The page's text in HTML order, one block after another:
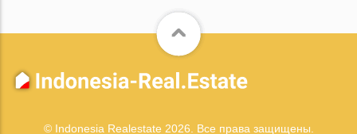
© Indonesia Realestate 2026. Все права защищены.